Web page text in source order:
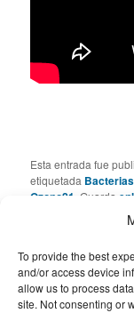
To provide the best
and/or access device
allow us to process
site. Not consenting or
Esta entrada fue
etiquetada Bacterias
Ozono21 . Guarda
Deja
Lo siento, debes
comentario.